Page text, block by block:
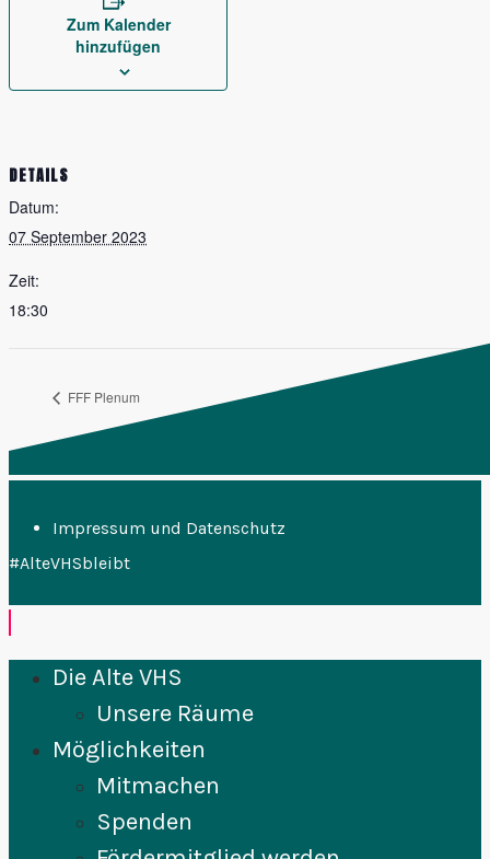
Zum Kalender
hinzufügen
DETAILS
Datum:
07 September 2023
Zeit:
18:30
FFF Plenum
Impressum und Datenschutz
#AlteVHSbleibt
Die Alte VHS
Unsere Räume
Möglichkeiten
Mitmachen
Spenden